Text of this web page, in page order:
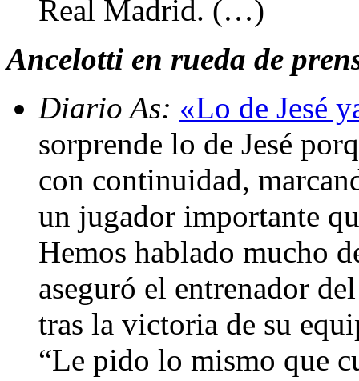
Real Madrid. (…)
Ancelotti en rueda de
Diario As: «Lo de Jesé
sorprende lo de Jesé
con continuidad,
un jugador importante
Hemos hablado mucho
aseguró el entrenador
tras la victoria de su
“Le pido lo mismo que